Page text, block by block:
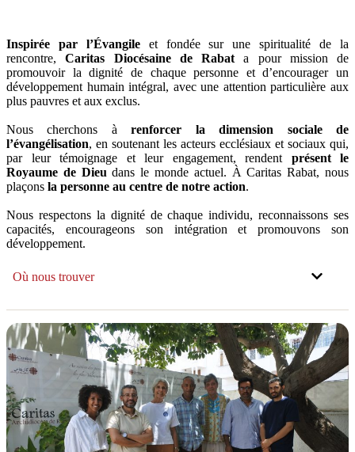
Inspirée par l’Évangile et fondée sur une spiritualité de la
rencontre,Caritas Diocésaine de Rabata pour mission de
promouvoir la dignité de chaque personne et d’encourager un
développement humain intégral, avec une attention particulière aux
plus pauvres et aux exclus.
Nous cherchons àrenforcer la dimension sociale de
l’évangélisation, en soutenant les acteurs ecclésiaux et sociaux qui,
par leur témoignage et leur engagement, rendent présent le
Royaume de Dieu dans le monde actuel. À Caritas Rabat, nous
plaçons la personne au centre de notre action.
Nous respectons la dignité de chaque individu, reconnaissons ses
capacités, encourageons son intégration et promouvons son
développement.
Où nous trouver